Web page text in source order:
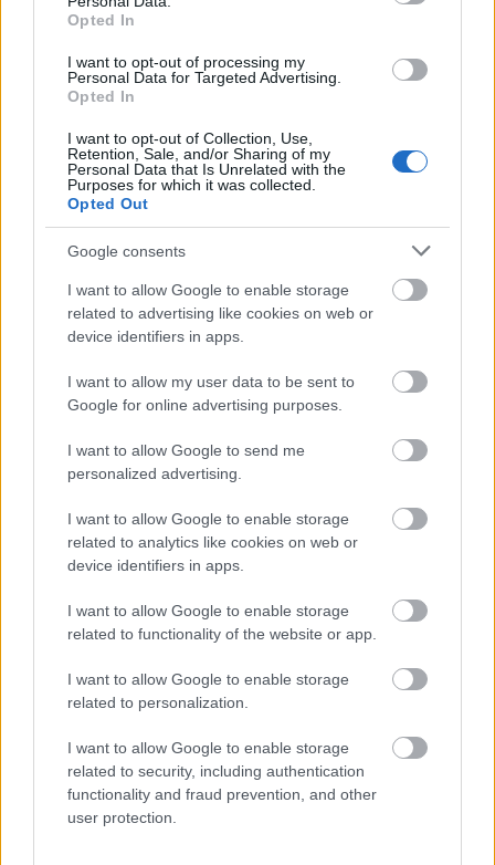
Opted In
I want to opt-out of processing my
Personal Data for Targeted Advertising.
Opted In
I want to opt-out of Collection, Use,
Retention, Sale, and/or Sharing of my
Personal Data that Is Unrelated with the
Purposes for which it was collected.
Opted Out
Google consents
I want to allow Google to enable storage
related to advertising like cookies on web or
device identifiers in apps.
I want to allow my user data to be sent to
Google for online advertising purposes.
I want to allow Google to send me
personalized advertising.
I want to allow Google to enable storage
related to analytics like cookies on web or
device identifiers in apps.
I want to allow Google to enable storage
related to functionality of the website or app.
I want to allow Google to enable storage
related to personalization.
I want to allow Google to enable storage
related to security, including authentication
functionality and fraud prevention, and other
user protection.
elnöke megjegyezte, hogy Bucsi Réka a
ami óriási dolog egy elsőfilmes rendezőnek.
díszvendége, ezért magyar különprogram is
lesz, amely a hazai animáció aranykorát és
jelenét dolgozza fel, több mint 250 alkotást
bemutatva.
Paperworld - teaserfrom
Film Animáció Magyar film